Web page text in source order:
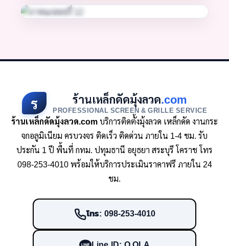
ร ร้านเหล็กดัดมุ้งลวด.com
PROFESSIONAL SCREEN & GRILLE SERVICE
ร้านเหล็กดัดมุ้งลวด.comบริการติดตั้งมุ้งลวด เหล็กดัด งานกระ
จกอลูมิเนียม ครบวงจร ติดเร็ว ติดด่วน ภายใน 1-4 ชม. รับ
ประกัน 1 ปี พื้นที่ กทม. ปทุมธานี อยุธยา สระบุรี โคราช โทร
098-253-4010 พร้อมให้บริการประเมินราคาฟรี ภายใน 24
ชม.
โทร: 098-253-4010